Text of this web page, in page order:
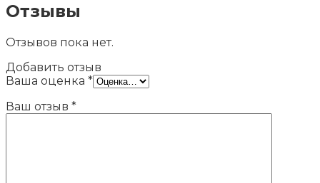
Отзывы
Отзывов пока нет.
Добавить отзыв
Ваша оценка *
Ваш отзыв *